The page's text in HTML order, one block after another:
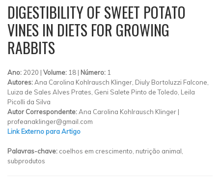
DIGESTIBILITY OF SWEET POTATO
VINES IN DIETS FOR GROWING
RABBITS
Ano: 2020 | Volume: 18 | Número: 1
Autores:Ana Carolina Kohlrausch Klinger, Diuly Bortoluzzi Falcone,
Luiza de Sales Alves Prates, Geni Salete Pinto de Toledo, Leila
Picolli da Silva
Autor Correspondente:Ana Carolina Kohlrausch Klinger |
profeanaklinger@gmail.com
Link Externo para Artigo
Palavras-chave: coelhos em crescimento, nutrição animal,
subprodutos